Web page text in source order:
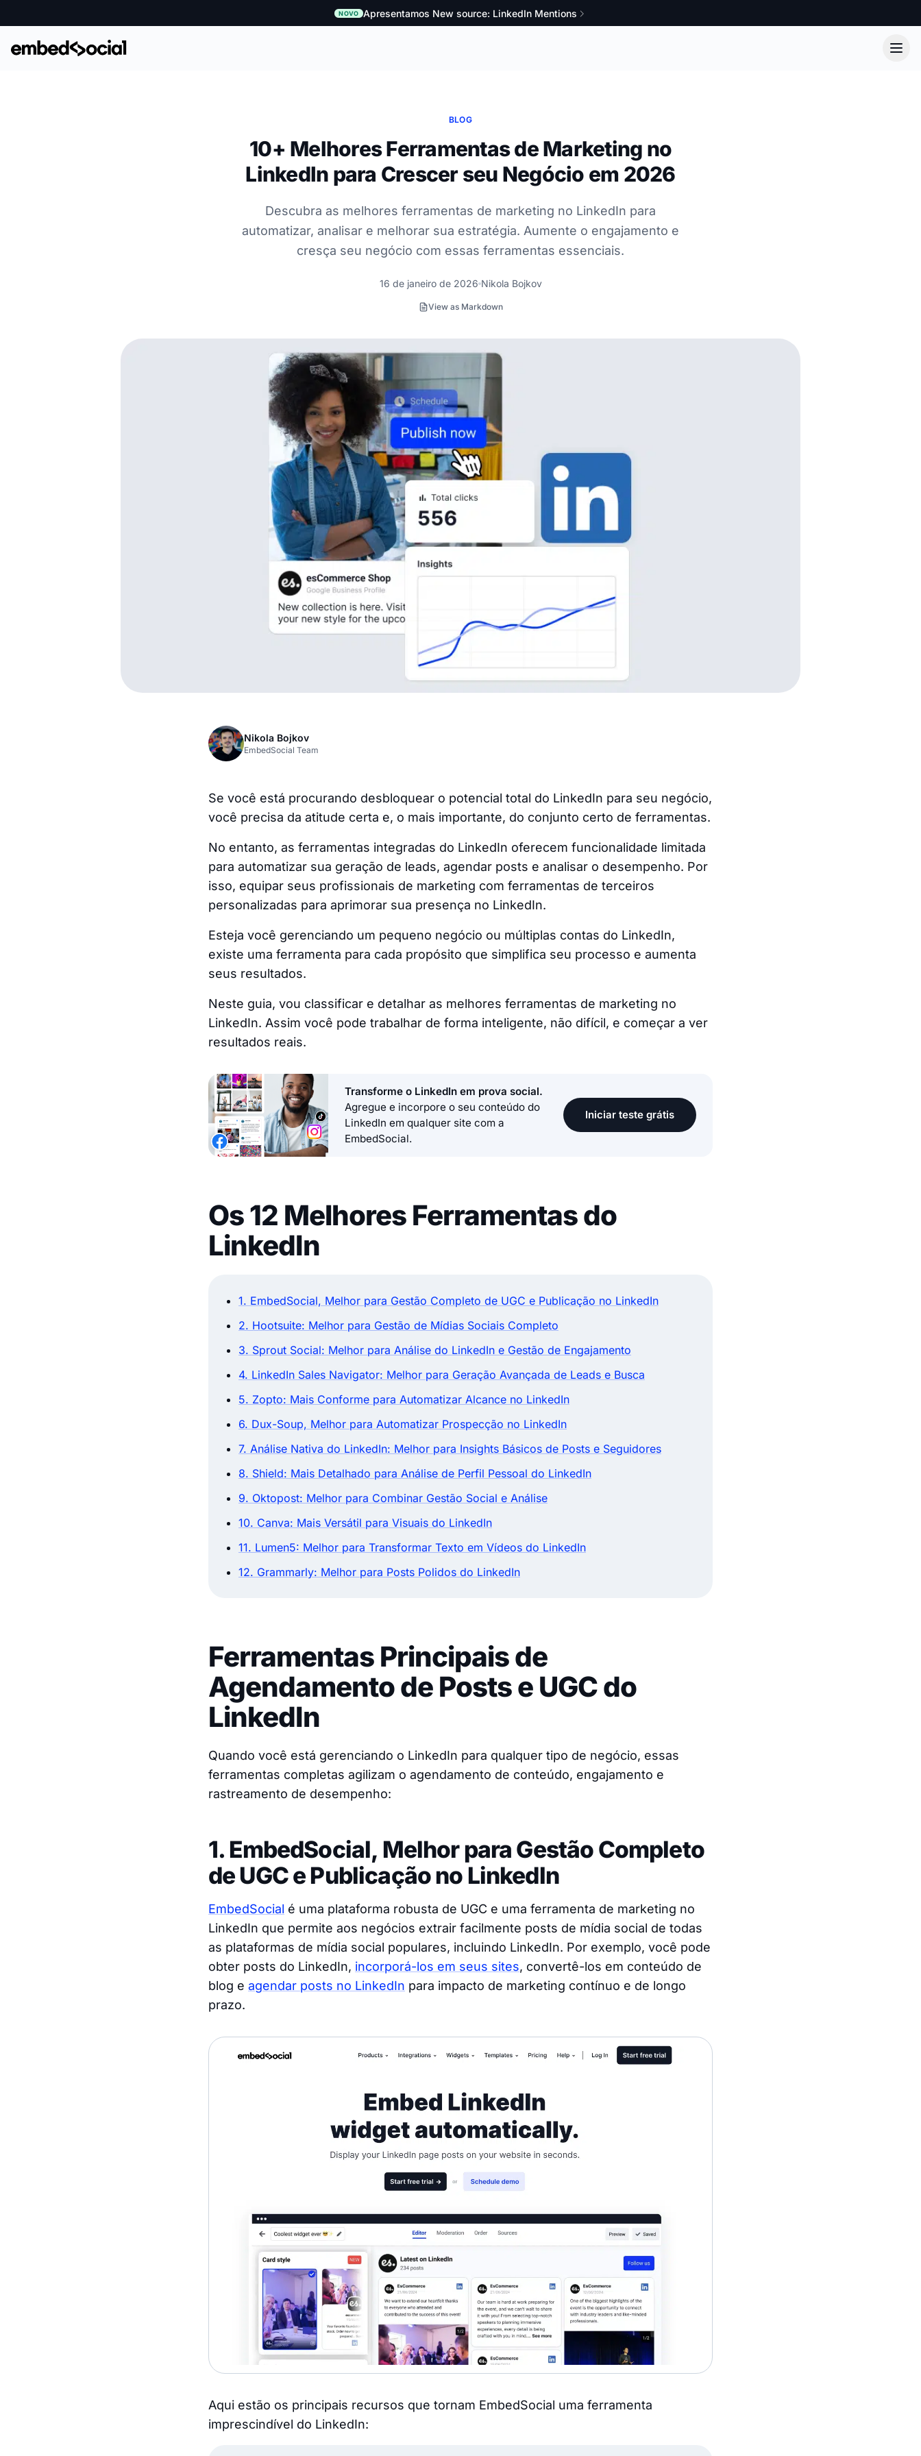
NOVO Apresentamos New source: LinkedIn Mentions
BLOG
10+ Melhores Ferramentas de Marketing no
LinkedIn para Crescer seu Negócio em 2026
Descubra as melhores ferramentas de marketing no LinkedIn para
automatizar, analisar e melhorar sua estratégia. Aumente o engajamento e
cresça seu negócio com essas ferramentas essenciais.
16 de janeiro de 2026 Nikola Bojkov
View as Markdown
Nikola Bojkov
EmbedSocial Team
Se você está procurando desbloquear o potencial total do LinkedIn para seu negócio,
você precisa da atitude certa e, o mais importante, do conjunto certo de ferramentas.
No entanto, as ferramentas integradas do LinkedIn oferecem funcionalidade limitada
para automatizar sua geração de leads, agendar posts e analisar o desempenho. Por
isso, equipar seus profissionais de marketing com ferramentas de terceiros
personalizadas para aprimorar sua presença no LinkedIn.
Esteja você gerenciando um pequeno negócio ou múltiplas contas do LinkedIn,
existe uma ferramenta para cada propósito que simplifica seu processo e aumenta
seus resultados.
Neste guia, vou classificar e detalhar as melhores ferramentas de marketing no
LinkedIn. Assim você pode trabalhar de forma inteligente, não difícil, e começar a ver
resultados reais.
Transforme o LinkedIn em prova social.
Agregue e incorpore o seu conteúdo do
LinkedIn em qualquer site com a
EmbedSocial.
Iniciar teste grátis
Os 12 Melhores Ferramentas do
LinkedIn
1. EmbedSocial, Melhor para Gestão Completo de UGC e Publicação no LinkedIn
2. Hootsuite: Melhor para Gestão de Mídias Sociais Completo
3. Sprout Social: Melhor para Análise do LinkedIn e Gestão de Engajamento
4. LinkedIn Sales Navigator: Melhor para Geração Avançada de Leads e Busca
5. Zopto: Mais Conforme para Automatizar Alcance no LinkedIn
6. Dux-Soup, Melhor para Automatizar Prospecção no LinkedIn
7. Análise Nativa do LinkedIn: Melhor para Insights Básicos de Posts e Seguidores
8. Shield: Mais Detalhado para Análise de Perfil Pessoal do LinkedIn
9. Oktopost: Melhor para Combinar Gestão Social e Análise
10. Canva: Mais Versátil para Visuais do LinkedIn
11. Lumen5: Melhor para Transformar Texto em Vídeos do LinkedIn
12. Grammarly: Melhor para Posts Polidos do LinkedIn
Ferramentas Principais de
Agendamento de Posts e UGC do
LinkedIn
Quando você está gerenciando o LinkedIn para qualquer tipo de negócio, essas
ferramentas completas agilizam o agendamento de conteúdo, engajamento e
rastreamento de desempenho:
1. EmbedSocial, Melhor para Gestão Completo
de UGC e Publicação no LinkedIn
EmbedSocial é uma plataforma robusta de UGC e uma ferramenta de marketing no
LinkedIn que permite aos negócios extrair facilmente posts de mídia social de todas
as plataformas de mídia social populares, incluindo LinkedIn. Por exemplo, você pode
obter posts do LinkedIn, incorporá-los em seus sites, convertê-los em conteúdo de
blog e agendar posts no LinkedIn para impacto de marketing contínuo e de longo
prazo.
Aqui estão os principais recursos que tornam EmbedSocial uma ferramenta
imprescindível do LinkedIn: